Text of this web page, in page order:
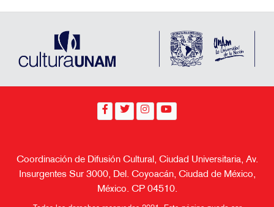
Coordinación de Difusión Cultural, Ciudad Universitaria, Av.
Insurgentes Sur 3000, Del. Coyoacán, Ciudad de México,
México. CP 04510.